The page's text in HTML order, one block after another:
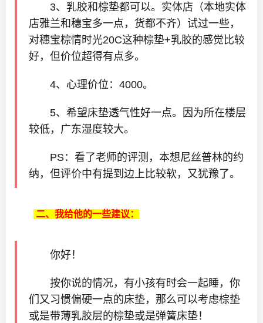
3、乳胶和棕垫都可以。实体店（本地实体
店雅兰和穗宝多一点，货都不齐）试过一些，
对穗宝棕情时光20C这种棕垫+乳胶的感觉比较
好，但价位超得有点多。
4、心理价位：4000。
5、希望床垫透气性好一点。因为所在楼层
较低，广东湿度较大。
PS：看了老师的评测，本想尼丝普林的约
纳，但评价中有提到边上比较软，又犹豫了。
二、我给他的一些建议：
你好！
按你说的情况，有小孩有时会一起睡，你
们又习惯偏硬一点的床垫，那么可以考虑棕垫
或是带薄乳胶层的棕垫或是弹簧床垫！